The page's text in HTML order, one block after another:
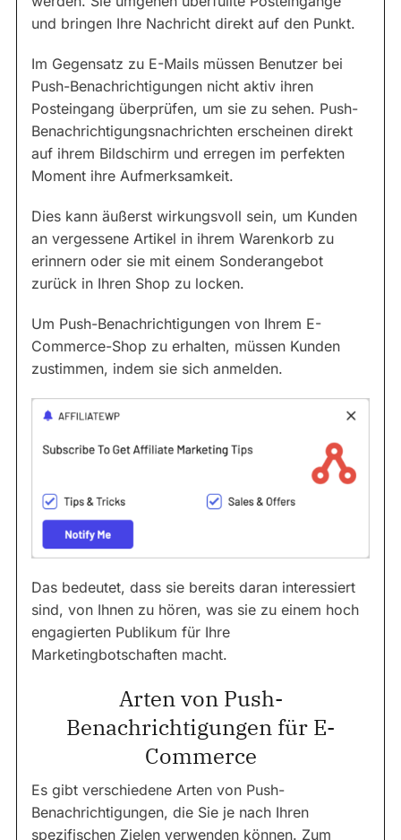
und bringen Ihre Nachricht direkt auf den Punkt.
Im Gegensatz zu E-Mails müssen Benutzer bei
Push-Benachrichtigungen nicht aktiv ihren
Posteingang überprüfen, um sie zu sehen. Push-
Benachrichtigungsnachrichten erscheinen direkt
auf ihrem Bildschirm und erregen im perfekten
Moment ihre Aufmerksamkeit.
Dies kann äußerst wirkungsvoll sein, um Kunden
an vergessene Artikel in ihrem Warenkorb zu
erinnern oder sie mit einem Sonderangebot
zurück in Ihren Shop zu locken.
Um Push-Benachrichtigungen von Ihrem E-
Commerce-Shop zu erhalten, müssen Kunden
zustimmen, indem sie sich anmelden.
Das bedeutet, dass sie bereits daran interessiert
sind, von Ihnen zu hören, was sie zu einem hoch
engagierten Publikum für Ihre
Marketingbotschaften macht.
Arten von Push-
Benachrichtigungen für E-
Commerce
Es gibt verschiedene Arten von Push-
Benachrichtigungen, die Sie je nach Ihren
spezifischen Zielen verwenden können. Zum